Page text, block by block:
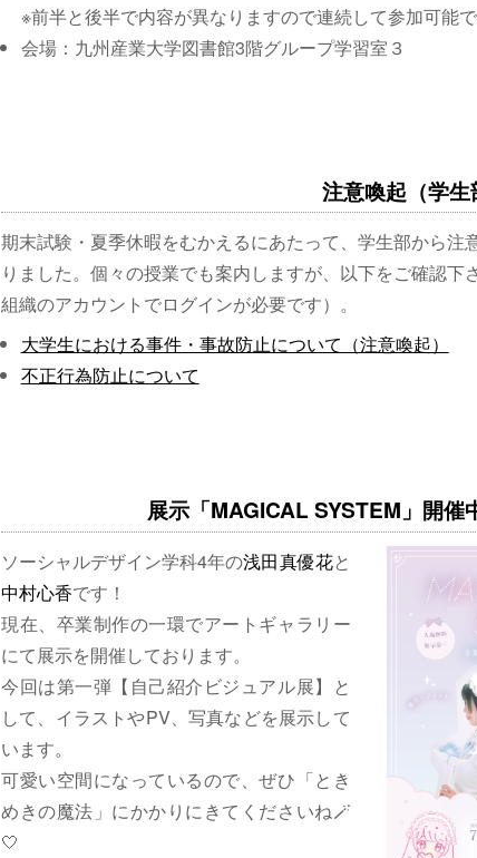
※前半と後半で内容が異なりますので連続して参加可能
会場：九州産業大学図書館3階グループ学習室３
注意喚起（学
期末試験・夏季休暇をむかえるにあたって、学生部から注
りました。個々の授業でも案内しますが、以下をご確認下
組織のアカウントでログインが必要です）。
大学生における事件・事故防止について（注意喚起）
不正行為防止について
展示「MAGICAL SYSTEM」開催
ソーシャルデザイン学科4年の浅田真優花と
中村心香です！
現在、卒業制作の一環でアートギャラリー
にて展示を開催しております。
今回は第一弾【自己紹介ビジュアル展】と
して、イラストやPV、写真などを展示して
います。
可愛い空間になっているので、ぜひ「とき
めきの魔法」にかかりにきてくださいね🪄
🤍